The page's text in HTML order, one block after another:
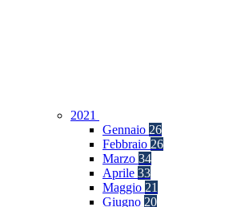
2021
Gennaio 26
Febbraio 26
Marzo 34
Aprile 33
Maggio 21
Giugno 20